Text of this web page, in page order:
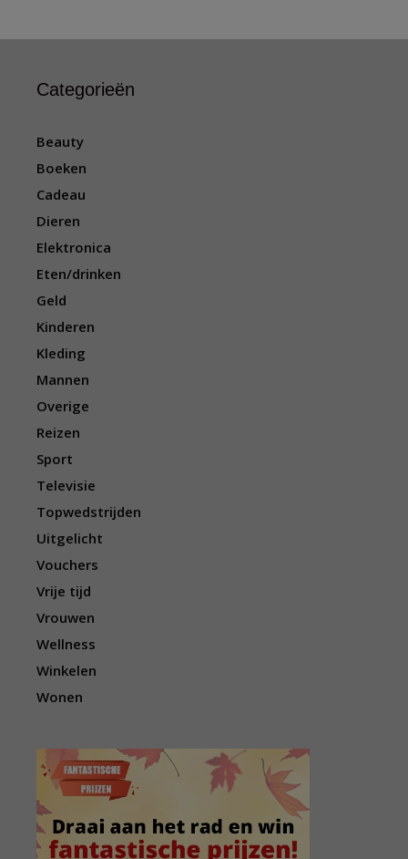
Categorieën
Beauty
Boeken
Cadeau
Dieren
Elektronica
Eten/drinken
Geld
Kinderen
Kleding
Mannen
Overige
Reizen
Sport
Televisie
Topwedstrijden
Uitgelicht
Vouchers
Vrije tijd
Vrouwen
Wellness
Winkelen
Wonen